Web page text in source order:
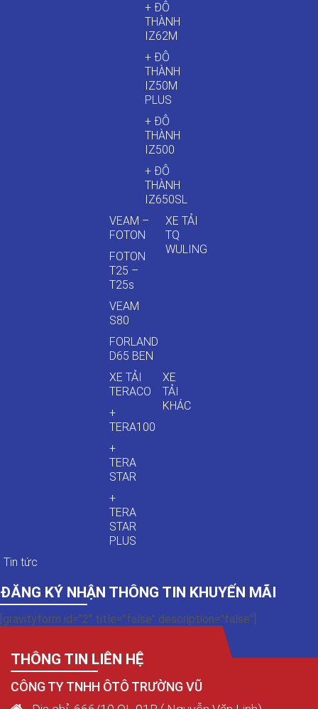
+ ĐÔ
THÀNH
IZ62M
+ ĐÔ
THÀNH
IZ50M
PLUS
+ ĐÔ
THÀNH
IZ500
+ ĐÔ
THÀNH
IZ650SL
VEAM –
FOTON
FOTON
T25 –
T25s
VEAM
S80
FORLAND
D65 BEN
XE TẢI
TQ
WULING
XE TẢI
TERACO
+
TERA100
+
TERA
STAR
+
TERA
STAR
PLUS
XE
TẢI
KHÁC
Tin tức
ĐĂNG KÝ NHẬN THÔNG TIN KHUYẾN MÃI
[gravityform id="2" title="false" description="false"]
THÔNG TIN LIÊN HỆ
CÔNG TY TNHH ÔTÔ TRƯỜNG VŨ